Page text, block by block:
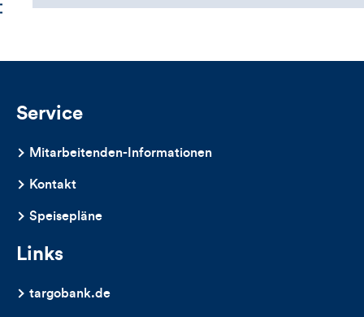
Service
Mitarbeitenden-Informationen
Kontakt
Speisepläne
Links
targobank.de